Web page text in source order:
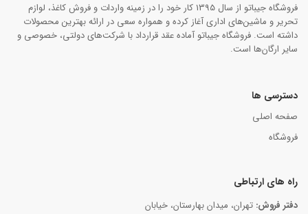
فروشگاه جیباتو از سال 1395 کار خود را در زمینه واردات و فروش کاغذ، لوازم
تحریر و ماشین‌های اداری آغاز کرده و همواره سعی در ارائه بهترین محصولات
داشته است. فروشگاه جیباتو آماده عقد قرارداد با شرکت‌های دولتی، خصوصی و
سایر ارگان‌ها است.
دسترسی ها
صفحه اصلی
فروشگاه
راه های ارتباطی
دفتر فروش: تهران، میدان بهارستان، خیابان